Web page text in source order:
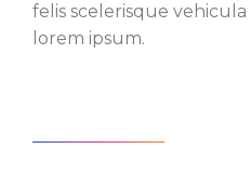
felis scelerisque
lorem ipsum.